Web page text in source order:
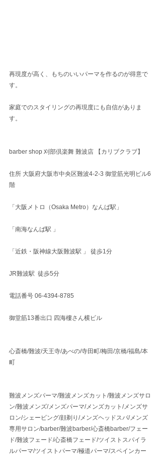
再現度が高く、もちのいいパーマを作るのが得意で
す。
家庭でのスタイリングの再現度にも自信がありま
す。
barber shop 刈部倶楽舞 難波店 【カリブクラブ】
住所 大阪府大阪市中央区難波4-2-3 御堂筋光明ビル6
階
「大阪メトロ（Osaka Metro）なんば駅」
「南海なんば駅 」
「近鉄・阪神線大阪難波駅 」 徒歩1分
JR難波駅  徒歩5分
電話番号 06-4394-8785
御堂筋13番出口 四海樓さん横ビル
心斎橋/難波/天王寺/あべの/寺田町/梅田/京橋/福島/本
町
難波メンズパーマ/難波メンズカット/難波メンズサロ
ン/難波メンズ/メンズパーマ/メンズカット/メンズサ
ロン/シェービング/顔剃り/メンズヘッドスパ/メンズ
専用サロン/barber/難波barber/心斎橋barber/フェー
ド/難波フェード/心斎橋フェード/ツイストスパイラ
ルパーマ/ツイストパーマ/極道パーマ/スペインカー